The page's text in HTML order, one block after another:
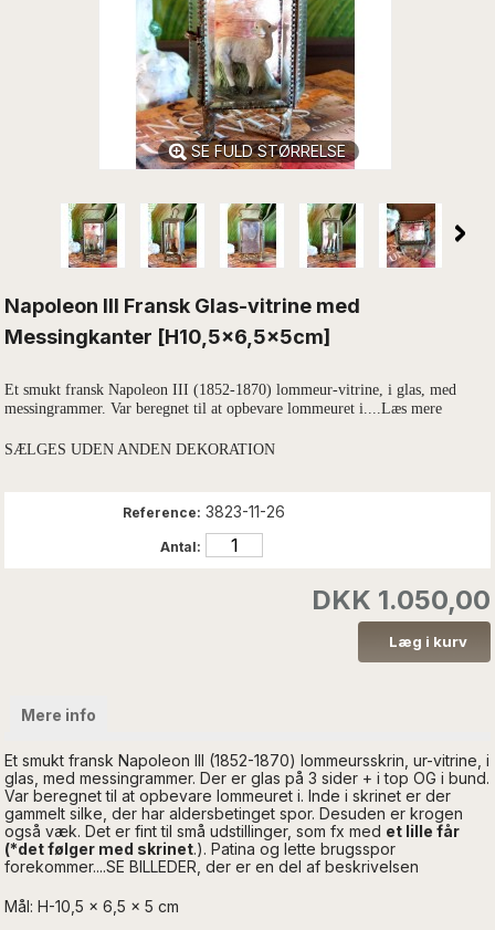
SE FULD STØRRELSE
Napoleon lll Fransk Glas-vitrine med
Messingkanter [H10,5x6,5x5cm]
Et smukt fransk Napoleon III (1852-1870) lommeur-vitrine, i glas, med
messingrammer. Var beregnet til at opbevare lommeuret i....Læs mere
SÆLGES UDEN ANDEN DEKORATION
Reference: 3823-11-26
Antal:
DKK 1.050,00
Mere info
Et smukt fransk Napoleon III (1852-1870)lommeursskrin, ur-vitrine, i
glas , med messingrammer. Der er glas på 3 sider + i top OG i bund.
Var beregnet til at opbevare lommeuret i.Inde i skrinet er der
gammelt silke, der har aldersbetinget spor. Desuden er krogen
også væk. Det er fint til små udstillinger, som fx med et lille får
(*det følger med skrinet.). Patina og lette brugsspor
forekommer....SE BILLEDER, der er en del af beskrivelsen
Mål: H-10,5 x 6,5 x 5 cm